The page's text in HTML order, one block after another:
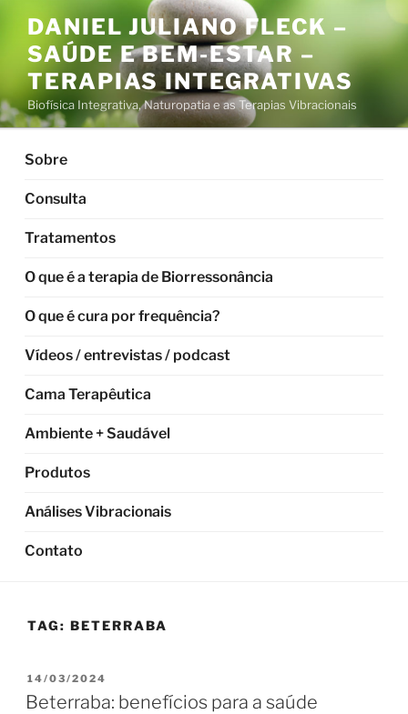
conteúdo
DANIEL JULIANO FLECK –
SAÚDE E BEM-ESTAR –
TERAPIAS INTEGRATIVAS
Biofísica Integrativa, Naturopatia e as Terapias Vibracionais
Sobre
Consulta
Tratamentos
O que é a terapia de Biorressonância
O que é cura por frequência?
Vídeos / entrevistas / podcast
Cama Terapêutica
Ambiente + Saudável
Produtos
Análises Vibracionais
Contato
TAG: BETERRABA
PUBLICADO
EM
14/03/2024
Beterraba: benefícios para a saúde